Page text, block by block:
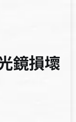
鏡損壞